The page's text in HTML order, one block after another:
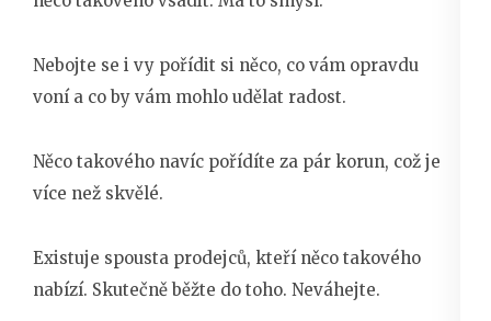
Nebojte se i vy pořídit si něco, co vám opravdu
voní a co by vám mohlo udělat radost.
Něco takového navíc pořídíte za pár korun, což je
více než skvělé.
Existuje spousta prodejců, kteří něco takového
nabízí. Skutečně běžte do toho. Neváhejte.